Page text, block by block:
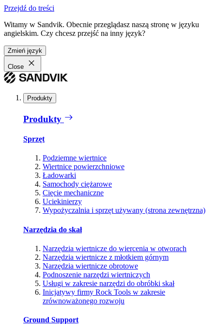
Przejdź do treści
Witamy w Sandvik. Obecnie przeglądasz naszą stronę w języku
angielskim. Czy chcesz przejść na inny język?
Zmień język
Close
Produkty
Produkty
Sprzęt
Podziemne wiertnice
Wiertnice powierzchniowe
Ładowarki
Samochody ciężarowe
Cięcie mechaniczne
Uciekinierzy
Wypożyczalnia i sprzęt używany (strona zewnętrzna)
Narzędzia do skał
Narzędzia wiertnicze do wiercenia w otworach
Narzędzia wiertnicze z młotkiem górnym
Narzędzia wiertnicze obrotowe
Podnoszenie narzędzi wiertniczych
Usługi w zakresie narzędzi do obróbki skał
Inicjatywy firmy Rock Tools w zakresie
zrównoważonego rozwoju
Ground Support